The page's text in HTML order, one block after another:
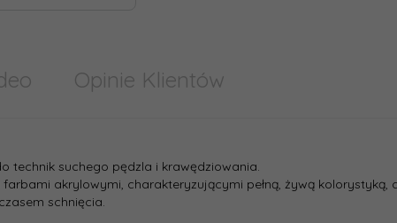
Opinie Klientów
technik suchego pędzla i krawędziowania.
akrylowymi, charakteryzującymi pełną, żywą kolorystyką,
schnięcia.